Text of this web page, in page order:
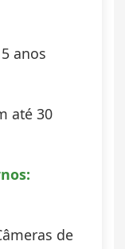
anos
até 30
de